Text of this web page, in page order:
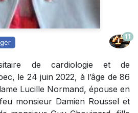
11
de cardiologie et de
le 24 juin 2022, à l’âge de 86
Lucille Normand, épouse en
monsieur Damien Roussel et